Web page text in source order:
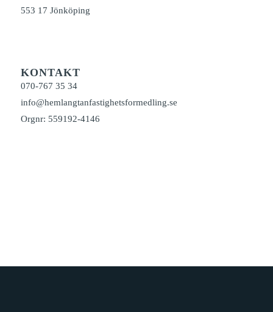
553 17 Jönköping
KONTAKT
070-767 35 34
info@hemlangtanfastighetsformedling.se
Orgnr: 559192-4146